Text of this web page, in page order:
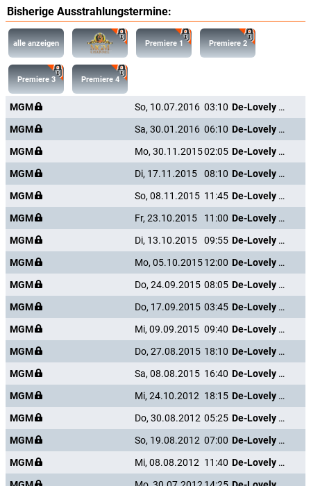
Bisherige Ausstrahlungstermine:
alle anzeigen Premiere 1 Premiere 2
Premiere 3 Premiere 4
MGM So, 10.07.2016 03:10
De-Lovely - Die Cole Porter Story
MGM
Sa, 30.01.2016 06:10
De-Lovely - Die Cole Porter Story
MGM
Mo, 30.11.201502:05
De-Lovely - Die Cole Porter Story
MGM
Di, 17.11.2015 08:10
De-Lovely - Die Cole Porter Story
MGM
So, 08.11.2015 11:45
De-Lovely - Die Cole Porter Story
MGM
Fr, 23.10.2015 11:00
De-Lovely - Die Cole Porter Story
MGM
Di, 13.10.2015 09:55
De-Lovely - Die Cole Porter Story
MGM
Mo, 05.10.201512:00
De-Lovely - Die Cole Porter Story
MGM
Do, 24.09.2015 08:05
De-Lovely - Die Cole Porter Story
MGM
Do, 17.09.2015 03:45
De-Lovely - Die Cole Porter Story
MGM
Mi, 09.09.2015 09:40
De-Lovely - Die Cole Porter Story
MGM
Do, 27.08.2015 18:10
De-Lovely - Die Cole Porter Story
MGM
Sa, 08.08.2015 16:40
De-Lovely - Die Cole Porter Story
MGM
Mi, 24.10.2012 18:15
De-Lovely - Die Cole Porter Story
MGM
Do, 30.08.2012 05:25
De-Lovely - Die Cole Porter Story
MGM
So, 19.08.2012 07:00
De-Lovely - Die Cole Porter Story
MGM
Mi, 08.08.2012 11:40
De-Lovely - Die Cole Porter Story